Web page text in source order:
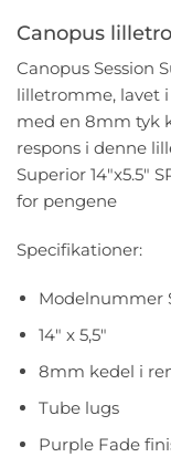
Canopus
Canopus Session
lilletromme, lavet
med en 8mm tyk
respons i denne
Superior
for pengene
Specifikationer:
Modelnummer
14″ x 5,5″
8mm kedel i
Tube lugs
Purple Fade